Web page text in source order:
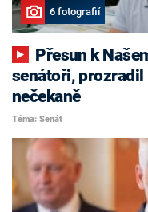
6 fotografií
senátoři, prozradil
nečekaně
Téma: Senát